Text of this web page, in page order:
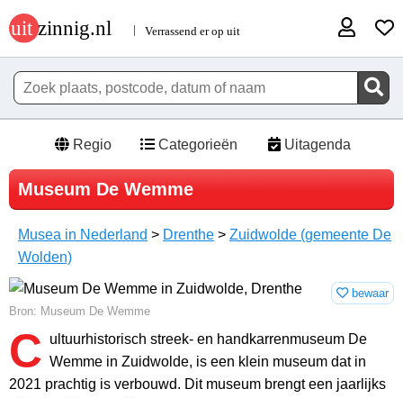
Regio Categorieën Uitagenda
Museum De Wemme
Musea in Nederland > Drenthe > Zuidwolde (gemeente De
Wolden)
bewaar
Bron: Museum De Wemme
C ultuurhistorisch streek- en handkarrenmuseum De
Wemme in Zuidwolde, is een klein museum dat in
2021 prachtig is verbouwd. Dit museum brengt een jaarlijks